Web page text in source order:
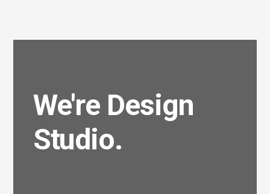
We're Design
Studio.